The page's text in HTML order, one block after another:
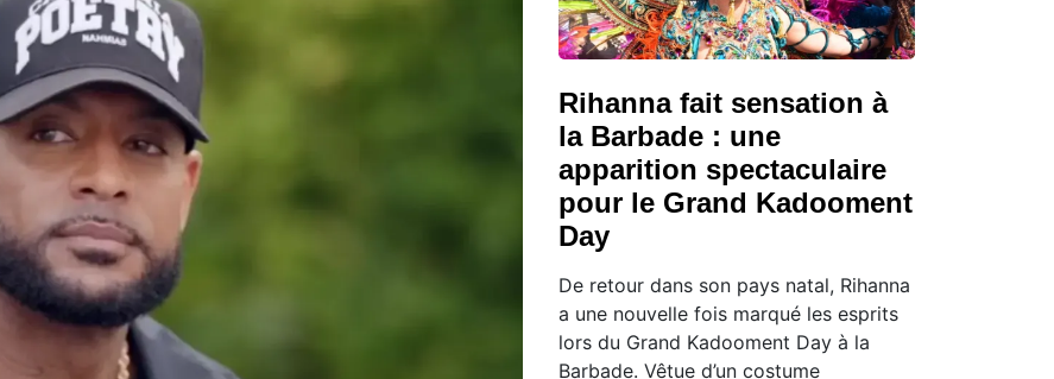
Rihanna fait sensation à
la Barbade : une
apparition spectaculaire
pour le Grand Kadooment
Day
De retour dans son pays natal, Rihanna
a une nouvelle fois marqué les esprits
lors du Grand Kadooment Day à la
Barbade. Vêtue d’un costume